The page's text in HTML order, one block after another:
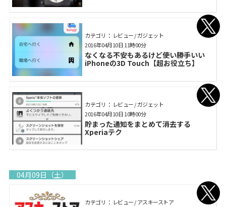
カテゴリ： レビュー / ガジェット
なくなる不安もあるけど使い勝手いい
iPhoneの3D Touch【超お役立ち】
2016年04月10日 11時00分
カテゴリ： レビュー / ガジェット
貯まった通知をまとめて消去する
Xperiaテク
2016年04月10日 10時00分
04月09日（土）
カテゴリ： レビュー / アスキーストア